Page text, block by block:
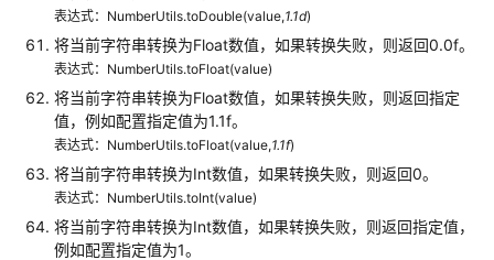
服
务
等
级
协
议
（SLA）
皮
表达式：NumberUtils.toDouble(value,1.1d)
将当前字符串转换为Float数值，如果转换失败，则返回0.0f。
表达式：NumberUtils.toFloat(value)
将当前字符串转换为Float数值，如果转换失败，则返回指定
值，例如配置指定值为1.1f。
表达式：NumberUtils.toFloat(value,1.1f)
将当前字符串转换为Int数值，如果转换失败，则返回0。
表达式：NumberUtils.toInt(value)
将当前字符串转换为Int数值，如果转换失败，则返回指定值，
例如配置指定值为1。